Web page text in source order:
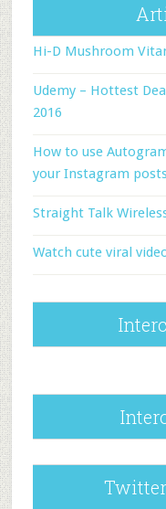
Hi-D Mushroom
Udemy – Hottest
2016
How to use
your Instagram
Straight Talk
Watch cute viral